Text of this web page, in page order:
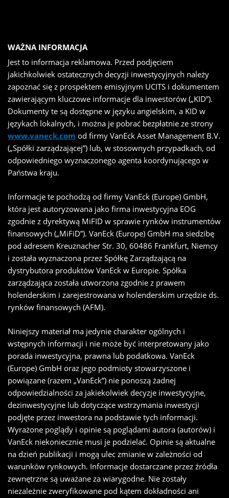
WAŻNA INFORMACJA
Jest to informacja reklamowa. Przed podjęciem
jakichkolwiek ostatecznych decyzji inwestycyjnych należy
zapoznać się z prospektem emisyjnym UCITS i dokumentem
zawierającym kluczowe informacje dla inwestorów („KID”).
Dokumenty te są dostępne w języku angielskim, a KID w
językach lokalnych, i można je pobrać bezpłatnie ze strony
www.vaneck.com od firmy VanEck Asset Management B.V.
(„Spółki zarządzającej”) lub, w stosownych przypadkach, od
odpowiedniego wyznaczonego agenta koordynującego w
Państwa kraju.
Informacje te pochodzą od firmy VanEck (Europe) GmbH,
która jest autoryzowana jako firma inwestycyjna EOG
zgodnie z dyrektywą MiFID w sprawie rynków instrumentów
finansowych („MiFiD”). VanEck (Europe) GmbH ma siedzibę
pod adresem Kreuznacher Str. 30, 60486 Frankfurt, Niemcy
i została wyznaczona przez Spółkę Zarządzającą na
dystrybutora produktów VanEck w Europie. Spółka
zarządzająca została utworzona zgodnie z prawem
holenderskim i zarejestrowana w holenderskim urzędzie ds.
rynków finansowych (AFM).
Niniejszy materiał ma jedynie charakter ogólnych i
wstępnych informacji i nie może być interpretowany jako
porada inwestycyjna, prawna lub podatkowa. VanEck
(Europe) GmbH oraz jego podmioty stowarzyszone i
powiązane (razem „VanEck”) nie ponoszą żadnej
odpowiedzialności za jakiekolwiek decyzje inwestycyjne,
dezinwestycyjne lub dotyczące wstrzymania inwestycji
podjęte przez inwestora na podstawie tych informacji.
Wyrażone poglądy i opinie są poglądami autora (autorów) i
VanEck niekoniecznie musi je podzielać. Opinie są aktualne
na dzień publikacji i mogą ulec zmianie w zależności od
warunków rynkowych. Informacje dostarczane przez źródła
zewnętrzne są uważane za wiarygodne. Nie zostały
niezależnie zweryfikowane pod kątem dokładności ani